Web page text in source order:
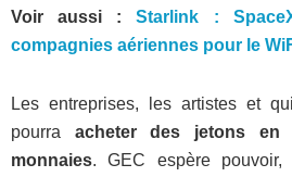
Voir aussi :Starlink :
compagnies aériennes pour le
Les entreprises, les artistes et
pourra acheter des jetons en
monnaies. GEC espère pouvoir,